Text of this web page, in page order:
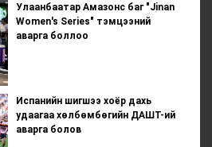
Улаанбаатар Амазонс баг "Jinan
Women's Series" тэмцээний
аварга боллоо
Испанийн шигшээ хоёр дахь
удаагаа хөлбөмбөгийн ДАШТ-ий
аварга болов